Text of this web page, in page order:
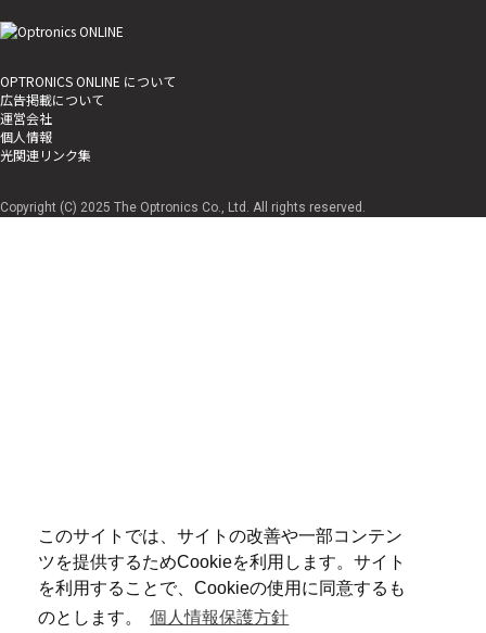
このサイトでは、サイトの改善や一部コンテン
ツを提供するためCookieを利用します。サイト
を利用することで、Cookieの使用に同意するも
のとします。
個人情報保護方針
OPTRONICS ONLINE について
広告掲載について
運営会社
個人情報
光関連リンク集
Copyright (C) 2025 The Optronics Co., Ltd. All rights reserved.